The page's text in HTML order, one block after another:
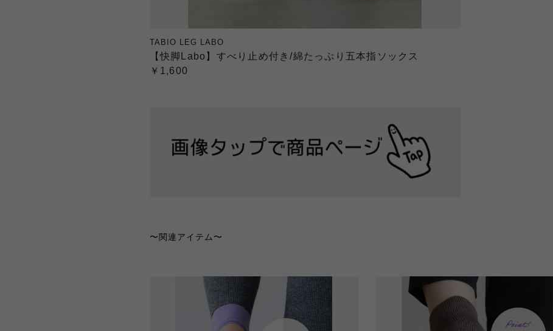
TABIO LEG LABO
【快脚Labo】すべり止め付き/綿たっぷり五本指ソックス
￥1,600
〜関連アイテム〜